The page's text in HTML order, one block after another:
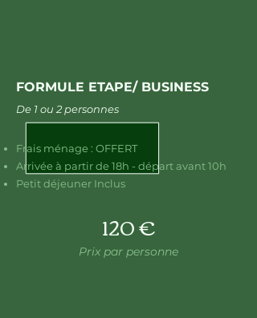
FORMULE ETAPE/ BUSINESS
De 1 ou 2 personnes
Frais ménage : OFFERT
Arrivée à partir de 18h - départ avant 10h
Petit déjeuner Inclus
120 €
Prix par personne